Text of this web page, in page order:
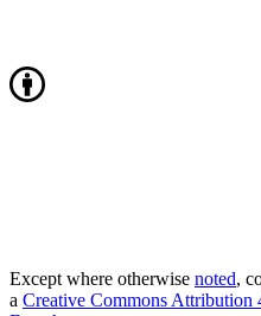
Except where otherwise noted,
a Creative Commons Attribution